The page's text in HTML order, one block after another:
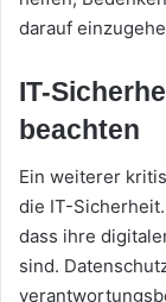
darauf
IT-
beachten
Ein weiterer
die IT-
dass ihre
sind.